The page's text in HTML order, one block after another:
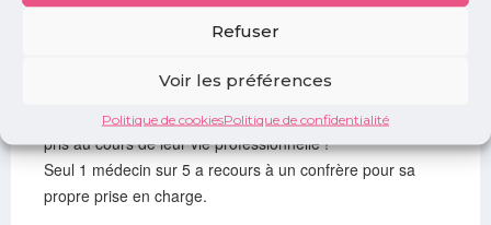
Refuser
Voir les préférences
Politique de cookiesPolitique de confidentialité
malades, principalement par conscience professionnelle
(73% ont cité cette raison) ou car ils n’avaient pas de
pris un arrêt de travail au cours de l’année écoulée. Pour
31%, c’était il y a 5 ans ou plus et 49% n’en ont jamais
pris au cours de leur vie professionnelle !
Seul 1 médecin sur 5 a recours à un confrère pour sa
propre prise en charge.